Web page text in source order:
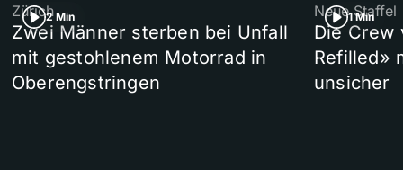
2 Min
Zürich
Zwei Männer sterben bei Unfall
mit gestohlenem Motorrad in
Oberengstringen
1 Min
Neue Staffel
Die Crew
Refilled»
unsicher